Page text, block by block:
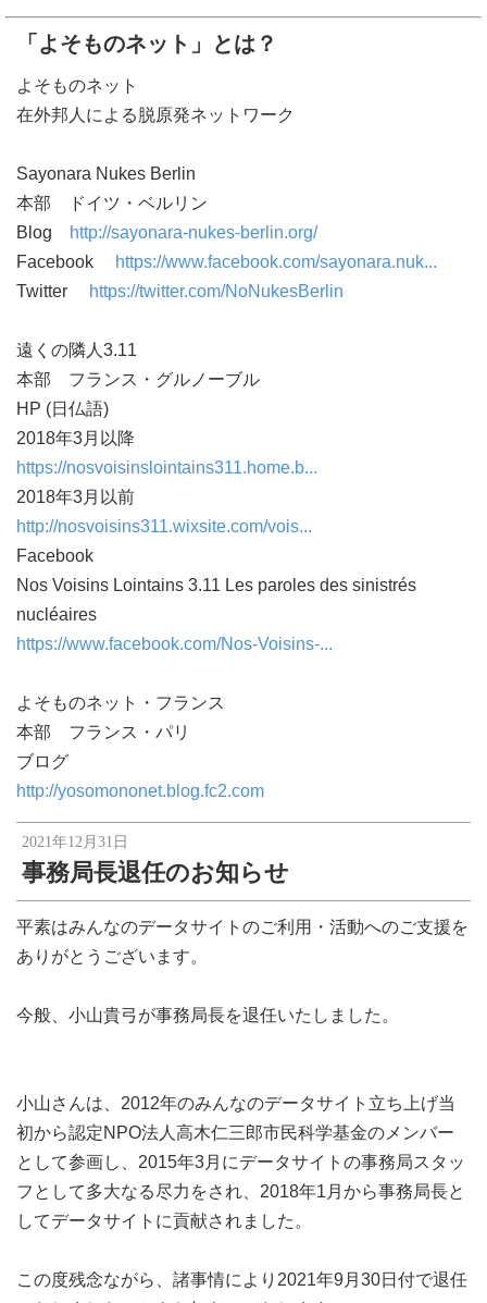
「よそものネット」とは？
よそものネット
在外邦人による脱原発ネットワーク
Sayonara Nukes Berlin
本部 ドイツ・ベルリン
Blog
http://sayonara-nukes-berlin.org/
Facebook
https://www.facebook.com/sayonara.nuk...
Twitter
https://twitter.com/NoNukesBerlin
遠くの隣人3.11
本部 フランス・グルノーブル
HP (日仏語)
2018年3月以降
https://nosvoisinslointains311.home.b...
2018年3月以前
http://nosvoisins311.wixsite.com/vois...
Facebook
Nos Voisins Lointains 3.11 Les paroles des sinistrés
nucléaires
https://www.facebook.com/Nos-Voisins-...
よそものネット・フランス
本部 フランス・パリ
ブログ
http://yosomononet.blog.fc2.com
2021年12月31日
事務局長退任のお知らせ
平素はみんなのデータサイトのご利用・活動へのご支援を
ありがとうございます。
今般、小山貴弓が事務局長を退任いたしました。
小山さんは、2012年のみんなのデータサイト立ち上げ当
初から認定NPO法人高木仁三郎市民科学基金のメンバー
として参画し、2015年3月にデータサイトの事務局スタッ
フとして多大なる尽力をされ、2018年1月から事務局長と
してデータサイトに貢献されました。
この度残念ながら、諸事情により2021年9月30日付で退任